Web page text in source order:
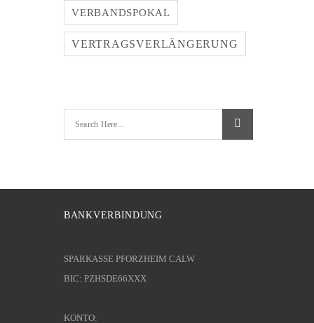
VERBANDSPOKAL
VERTRAGSVERLÄNGERUNG
BANKVERBINDUNG
SPARKASSE PFORZHEIM CALW
BIC: PZHSDE66XXX
KONTO: